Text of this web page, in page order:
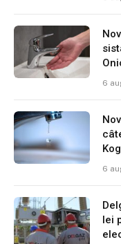
6
6
lei